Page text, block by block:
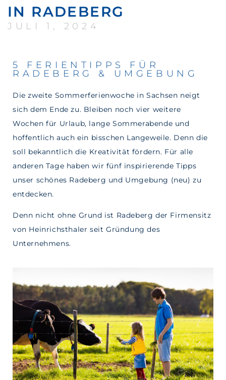
IN RADEBERG
JULI 1, 2024
5 FERIENTIPPS FÜR
RADEBERG & UMGEBUNG
Die zweite Sommerferienwoche in Sachsen neigt
sich dem Ende zu. Bleiben noch vier weitere
Wochen für Urlaub, lange Sommerabende und
hoffentlich auch ein bisschen Langeweile. Denn die
soll bekanntlich die Kreativität fördern. Für alle
anderen Tage haben wir fünf inspirierende Tipps
unser schönes Radeberg und Umgebung (neu) zu
entdecken.
Denn nicht ohne Grund ist Radeberg der Firmensitz
von Heinrichsthaler seit Gründung des
Unternehmens.